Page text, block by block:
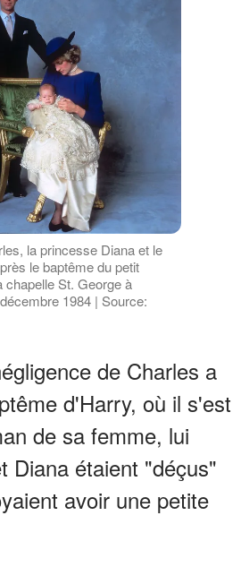
la princesse Diana et le
le baptême du petit
chapelle St. George à
1984 | Source:
de Charles a
d'Harry, où il s'est
de sa femme, lui
Diana étaient "déçus"
avoir une petite